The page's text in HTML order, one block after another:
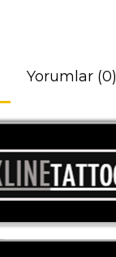
Yorumlar (0)